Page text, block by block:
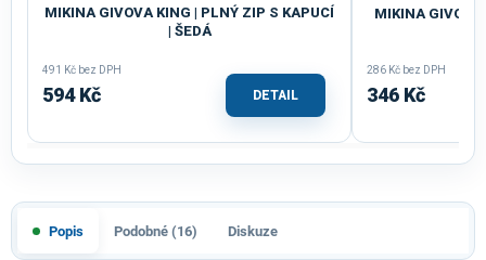
MIKINA GIVOVA KING | PLNÝ ZIP S KAPUCÍ
| ŠEDÁ
491 Kč bez DPH
594 Kč DETAIL
MIKINA GIVOVA
286 Kč bez DPH
346 Kč
Popis Podobné (16) Diskuze